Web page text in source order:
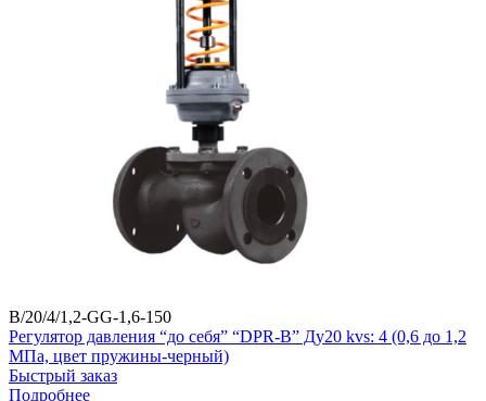
B/20/4/1,2-GG-1,6-150
Регулятор давления “до себя” “DPR-B” Ду20 kvs: 4 (0,6 до 1,2
МПа, цвет пружины-черный)
Быстрый заказ
Подробнее